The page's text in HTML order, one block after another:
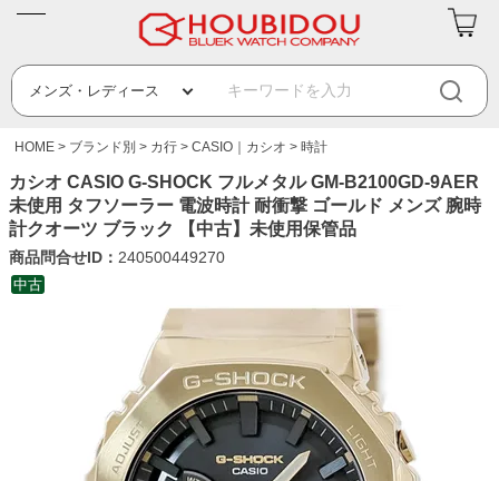
HOME ブランド別 カ行 CASIO｜カシオ 時計
カシオ CASIO G-SHOCK フルメタル GM-B2100GD-9AER
未使用 タフソーラー 電波時計 耐衝撃 ゴールド メンズ 腕時
計クオーツ ブラック 【中古】未使用保管品
商品問合せID： 240500449270
中古